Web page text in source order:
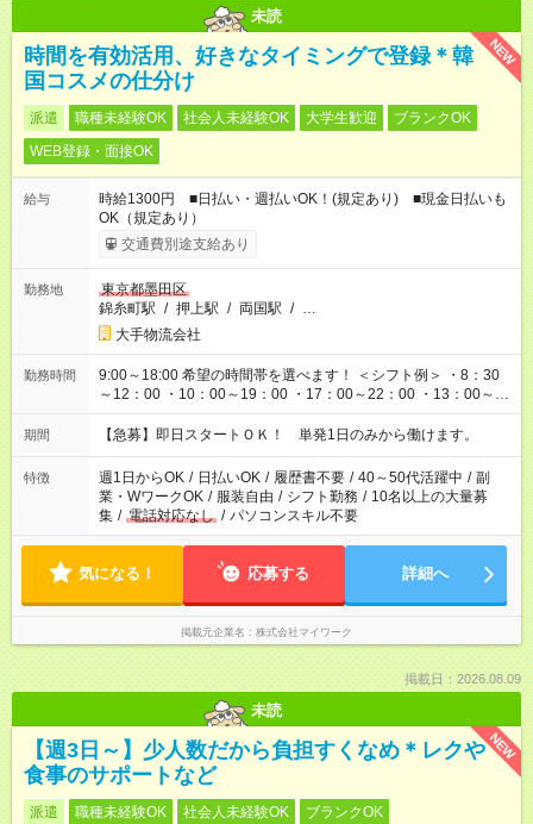
未読
NEW
時間を有効活用、好きなタイミングで登録＊韓
国コスメの仕分け
派遣 職種未経験OK 社会人未経験OK 大学生歓迎
ブランクOK
WEB登録・面接OK
給与
時給1300円 ■日払い・週払いOK！(規定あり) ■現金日払いも
OK（規定あり）
交通費別途支給あり
勤務地
東京都墨田区
錦糸町駅 / 押上駅 / 両国駅 / …
大手物流会社
勤務時間
9:00～18:00 希望の時間帯を選べます！ ＜シフト例＞ ・8：30
～12：00 ・10：00～19：00 ・17：00～22：00 ・13：00～
22：00 ・22：00～翌6：00 など
期間 【急募】即日スタートＯＫ！ 単発1日のみから働けます。
特徴 週1日からOK / 日払いOK / 履歴書不要 / 40～50代活躍中 / 副
業・WワークOK / 服装自由 / シフト勤務 / 10名以上の大量募
集 / 電話対応なし / パソコンスキル不要
気になる！ 応募する 詳細へ
掲載元企業名 株式会社マイワーク
掲載日：2026.08.09
未読
NEW
【週3日～】少人数だから負担すくなめ＊レクや
食事のサポートなど
派遣 職種未経験OK 社会人未経験OK ブランクOK